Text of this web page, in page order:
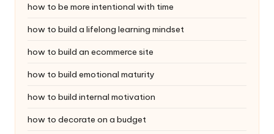
how to be more intentional with time
how to build a lifelong learning mindset
how to build an ecommerce site
how to build emotional maturity
how to build internal motivation
how to decorate on a budget